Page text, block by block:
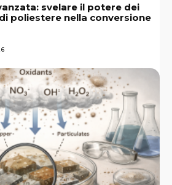
svelare il potere dei
poliestere nella conversione